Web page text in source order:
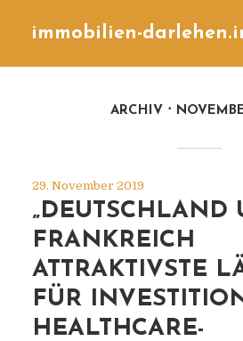
immobilien-
ARCHIV
29. November 2019
„DEUTSCHLAND
FRANKREICH
ATTRAKTIVSTE
FÜR
HEALTHCARE-